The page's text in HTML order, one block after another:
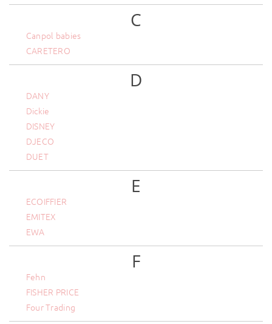
C
Canpol babies
CARETERO
D
DANY
Dickie
DISNEY
DJECO
DUET
E
ECOIFFIER
EMITEX
EWA
F
Fehn
FISHER PRICE
Four Trading